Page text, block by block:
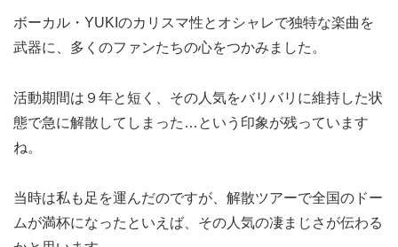
ボーカル・YUKIのカリスマ性とオシャレで独特な楽曲を
武器に、多くのファンたちの心をつかみました。
活動期間は９年と短く、その人気をバリバリに維持した状
態で急に解散してしまった…という印象が残っています
ね。
当時は私も足を運んだのですが、解散ツアーで全国のドー
ムが満杯になったといえば、その人気の凄まじさが伝わる